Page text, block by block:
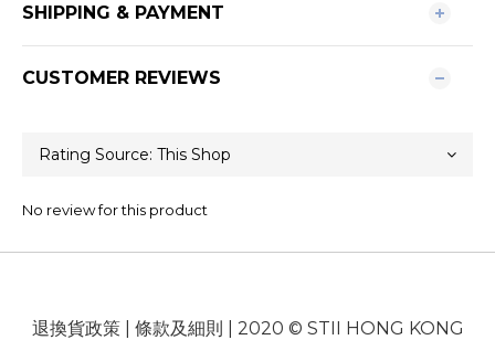
SHIPPING & PAYMENT
CUSTOMER REVIEWS
No review for this product
退換貨政策| 條款及細則 | 2020 © STII HONG KONG